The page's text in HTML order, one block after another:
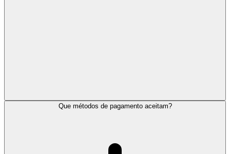
Que métodos de pagamento aceitam?